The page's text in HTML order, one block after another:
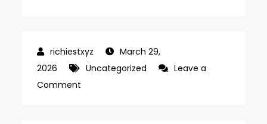
March 29,
2026
Uncategorized
Leave a
Comment